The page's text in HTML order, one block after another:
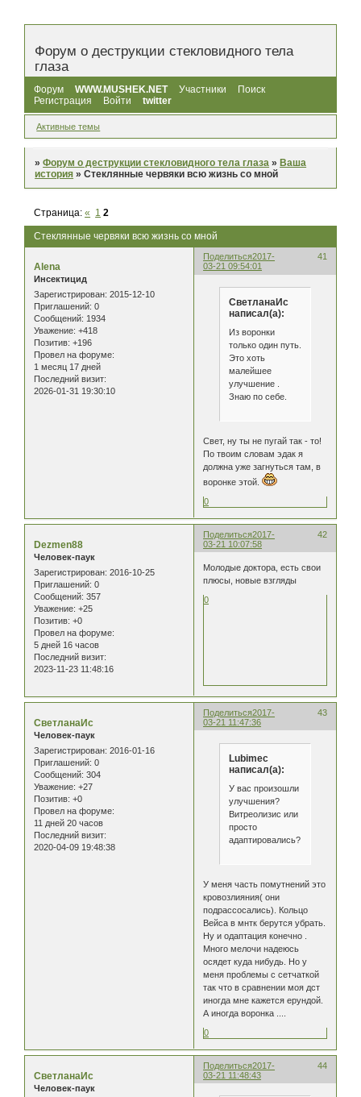
Форум о деструкции стекловидного тела
глаза
Форум WWW.MUSHEK.NET Участники
Поиск
Регистрация
Войти twitter
Активные темы
»Форум о деструкции стекловидного тела глаза »Ваша
история »Стеклянные червяки всю жизнь со мной
Стеклянные червяки всю жизнь со мной
Страница:« 1 2
Поделиться 41
2017-
03-21 09:54:01
Alena
Инсектицид
Зарегистрирован: 2015-12-10
Приглашений: 0
Сообщений: 1934
Уважение: +418
Позитив: +196
Провел на форуме:
1 месяц 17 дней
Последний визит:
2026-01-31 19:30:10
СветланаИс
написал(а):
Из воронки
только один путь.
Это хоть
малейшее
улучшение .
Знаю по себе.
Свет, ну ты не пугай так - то!
По твоим словам эдак я
должна уже загнуться там, в
воронке этой.
0
Поделиться 42
2017-
03-21 10:07:58
Dezmen88
Человек-паук
Зарегистрирован: 2016-10-25
Приглашений: 0
Сообщений: 357
Уважение: +25
Позитив: +0
Провел на форуме:
5 дней 16 часов
Последний визит:
2023-11-23 11:48:16
Молодые доктора, есть свои
плюсы, новые взгляды
0
Поделиться 43
2017-
03-21 11:47:36
СветланаИс
Человек-паук
Зарегистрирован: 2016-01-16
Приглашений: 0
Сообщений: 304
Уважение: +27
Позитив: +0
Провел на форуме:
11 дней 20 часов
Последний визит:
2020-04-09 19:48:38
Lubimec
написал(а):
У вас произошли
улучшения?
Витреолизис или
просто
адаптировались?
У меня часть помутнений это
кровозлияния( они
подрассосались). Кольцо
Вейса в мнтк берутся убрать.
Ну и одаптация конечно .
Много мелочи надеюсь
осядет куда нибудь. Но у
меня проблемы с сетчаткой
так что в сравнении моя дст
иногда мне кажется ерундой.
А иногда воронка ....
0
Поделиться 44
2017-
03-21 11:48:43
СветланаИс
Человек-паук